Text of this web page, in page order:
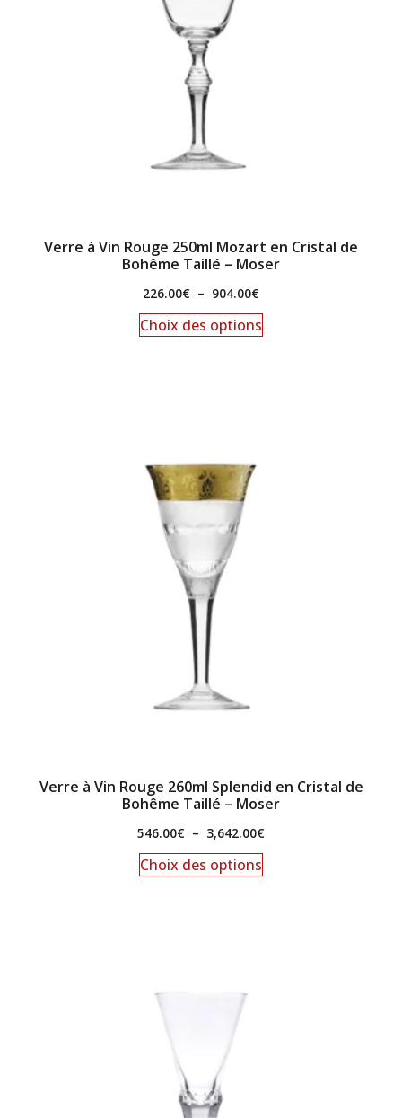
Verre à Vin Rouge 250ml Mozart en Cristal de
Bohême Taillé – Moser
226.00€ – 904.00€
Choix des options
Verre à Vin Rouge 260ml Splendid en Cristal de
Bohême Taillé – Moser
546.00€ – 3,642.00€
Choix des options